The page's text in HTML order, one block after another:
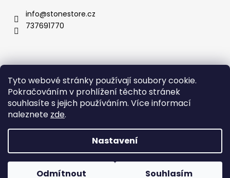
Tyto webové stránky používají soubory cookie.
Pokračováním v prohlížení těchto stránek
souhlasíte s jejich používáním. Více informací
naleznete zde.
Nastavení
Odmítnout Souhlasím
info@stonestore.cz
737691770
Obchodní podmínky Podmínky ochrany osobních údajů
Velkoobchod
Kontakty
Copyright 2026STONESTORE. Všechna práva vyhrazena.
Upravit nastavení cookies